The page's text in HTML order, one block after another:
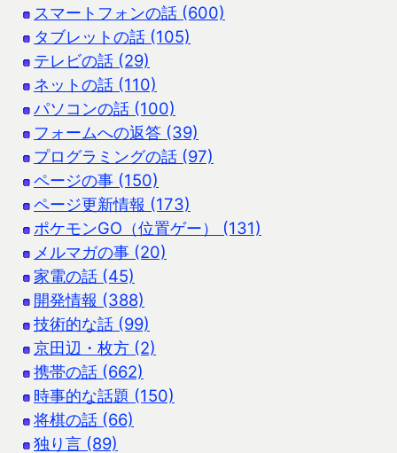
スマートフォンの話 (600)
タブレットの話 (105)
テレビの話 (29)
ネットの話 (110)
パソコンの話 (100)
フォームへの返答 (39)
プログラミングの話 (97)
ページの事 (150)
ページ更新情報 (173)
ポケモンGO（位置ゲー） (131)
メルマガの事 (20)
家電の話 (45)
開発情報 (388)
技術的な話 (99)
京田辺・枚方 (2)
携帯の話 (662)
時事的な話題 (150)
将棋の話 (66)
独り言 (89)